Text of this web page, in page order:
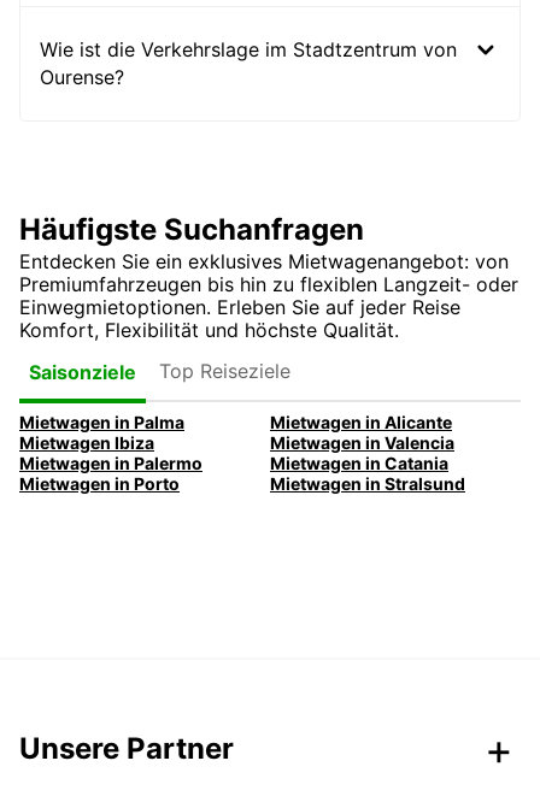
Wie ist die Verkehrslage im Stadtzentrum von
Ourense?
Häufigste Suchanfragen
Entdecken Sie ein exklusives Mietwagenangebot: von
Premiumfahrzeugen bis hin zu flexiblen Langzeit- oder
Einwegmietoptionen. Erleben Sie auf jeder Reise
Komfort, Flexibilität und höchste Qualität.
Saisonziele
Top Reiseziele
Mietwagen in Palma
Mietwagen in Alicante
Mietwagen Ibiza
Mietwagen in Valencia
Mietwagen in Palermo
Mietwagen in Catania
Mietwagen in Porto
Mietwagen in Stralsund
Unsere Partner